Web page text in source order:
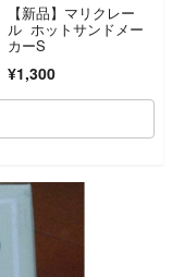
【新品】マリクレー
ル ホットサンドメー
カーS
¥1,300